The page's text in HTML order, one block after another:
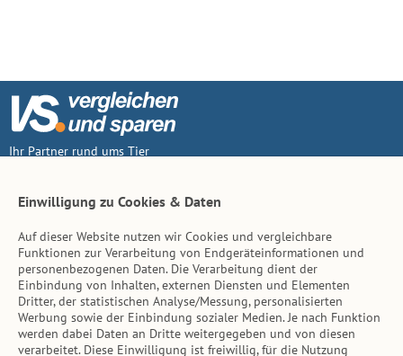
Ihr Partner rund ums Tier
Inhalt
Tierarzt-Suche
Hinweise
Einwilligung zu Cookies & Daten
Auf dieser Website nutzen wir Cookies und vergleichbare
Funktionen zur Verarbeitung von Endgeräteinformationen und
personenbezogenen Daten. Die Verarbeitung dient der
Einbindung von Inhalten, externen Diensten und Elementen
Dritter, der statistischen Analyse/Messung, personalisierten
Werbung sowie der Einbindung sozialer Medien. Je nach Funktion
werden dabei Daten an Dritte weitergegeben und von diesen
verarbeitet. Diese Einwilligung ist freiwillig, für die Nutzung